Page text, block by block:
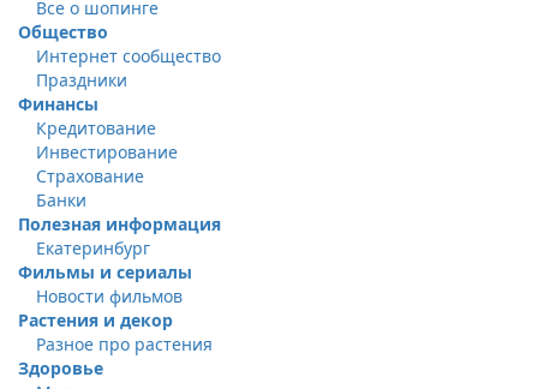
Все о шопинге
Общество
Интернет сообщество
Праздники
Финансы
Кредитование
Инвестирование
Страхование
Банки
Полезная информация
Екатеринбург
Фильмы и сериалы
Новости фильмов
Растения и декор
Разное про растения
Здоровье